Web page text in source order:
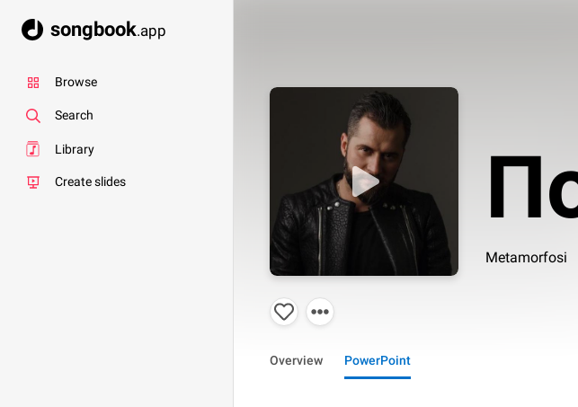
songbook.app
Browse
Search
Library
Create slides
Metamorfosi
Overview PowerPoint